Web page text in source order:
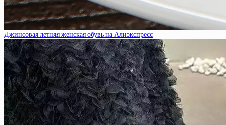
Джинсовая летняя женская обувь на Алиэкспресс